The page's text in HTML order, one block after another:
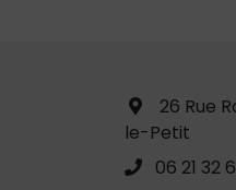
26 Rue
le-Petit
06 21 32